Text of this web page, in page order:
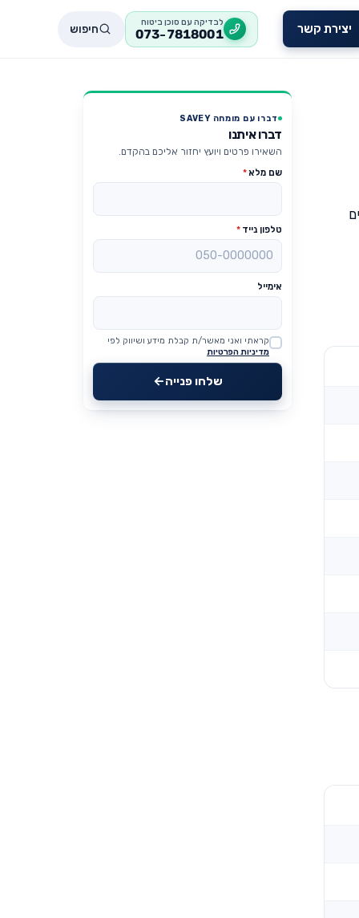
יצירת קשר לבדיקה עם סוכן ביטוח
073-7818001 חיפוש
דברו עם מומחה SAVEY
דברו איתנו
השאירו פרטים ויועץ יחזור אליכם בהקדם.
שם מלא*
טלפון נייד *
אימייל
Website
קראתי ואני מאשר/ת קבלת מידע ושיווק לפי
מדיניות הפרטיות
שלחו פנייה